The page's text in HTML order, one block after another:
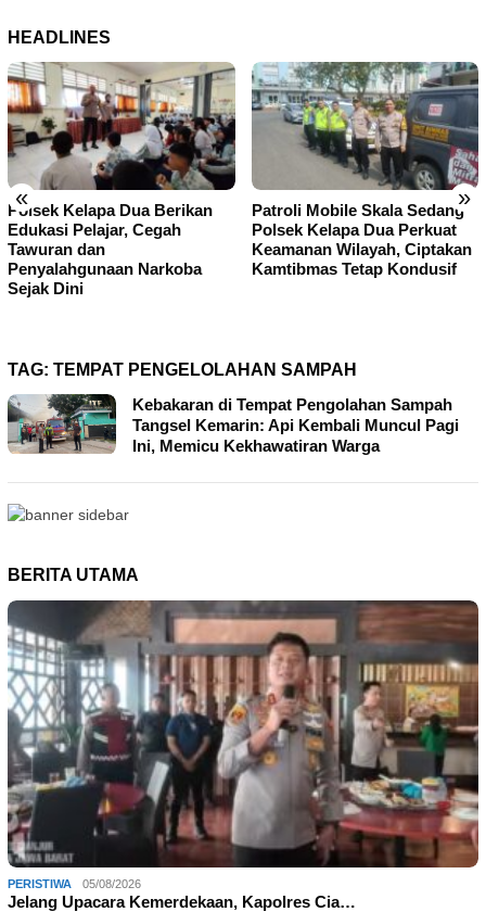
HEADLINES
« »
Polsek Kelapa Dua Berikan
Edukasi Pelajar, Cegah
Tawuran dan
Penyalahgunaan Narkoba
Sejak Dini
Patroli Mobile Skala Sedang
Polsek Kelapa Dua Perkuat
Keamanan Wilayah, Ciptakan
Kamtibmas Tetap Kondusif
TAG: TEMPAT PENGELOLAHAN SAMPAH
Kebakaran di Tempat Pengolahan Sampah
Tangsel Kemarin: Api Kembali Muncul Pagi
Ini, Memicu Kekhawatiran Warga
BERITA UTAMA
PERISTIWA 05/08/2026
Jelang Upacara Kemerdekaan, Kapolres Cia…